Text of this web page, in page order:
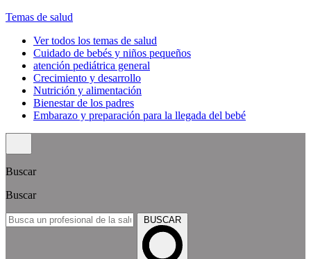
Temas de salud
Ver todos los temas de salud
Cuidado de bebés y niños pequeños
atención pediátrica general
Crecimiento y desarrollo
Nutrición y alimentación
Bienestar de los padres
Embarazo y preparación para la llegada del bebé
Buscar
Buscar
BUSCAR